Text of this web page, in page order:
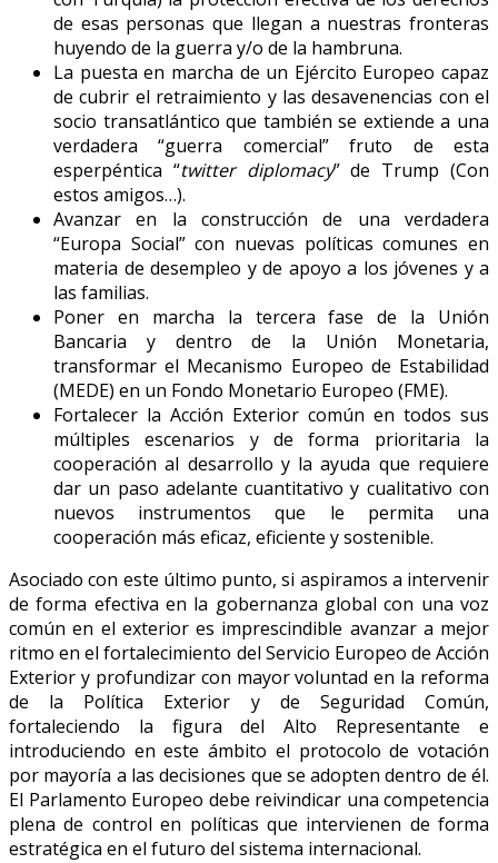
de esas personas que llegan a nuestras fronteras
huyendo de la guerra y/o de la hambruna.
La puesta en marcha de un Ejército Europeo capaz
de cubrir el retraimiento y las desavenencias con el
socio transatlántico que también se extiende a una
verdadera “guerra comercial” fruto de esta
esperpéntica “twitter diplomacy” de Trump (Con
estos amigos…).
Avanzar en la construcción de una verdadera
“Europa Social” con nuevas políticas comunes en
materia de desempleo y de apoyo a los jóvenes y a
las familias.
Poner en marcha la tercera fase de la Unión
Bancaria y dentro de la Unión Monetaria,
transformar el Mecanismo Europeo de Estabilidad
(MEDE) en un Fondo Monetario Europeo (FME).
Fortalecer la Acción Exterior común en todos sus
múltiples escenarios y de forma prioritaria la
cooperación al desarrollo y la ayuda que requiere
dar un paso adelante cuantitativo y cualitativo con
nuevos instrumentos que le permita una
cooperación más eficaz, eficiente y sostenible.
Asociado con este último punto, si aspiramos a intervenir
de forma efectiva en la gobernanza global con una voz
común en el exterior es imprescindible avanzar a mejor
ritmo en el fortalecimiento del Servicio Europeo de Acción
Exterior y profundizar con mayor voluntad en la reforma
de la Política Exterior y de Seguridad Común,
fortaleciendo la figura del Alto Representante e
introduciendo en este ámbito el protocolo de votación
por mayoría a las decisiones que se adopten dentro de él.
El Parlamento Europeo debe reivindicar una competencia
plena de control en políticas que intervienen de forma
estratégica en el futuro del sistema internacional.